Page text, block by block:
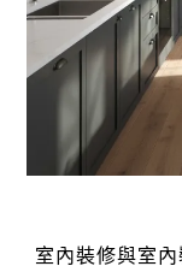
室內裝修與室